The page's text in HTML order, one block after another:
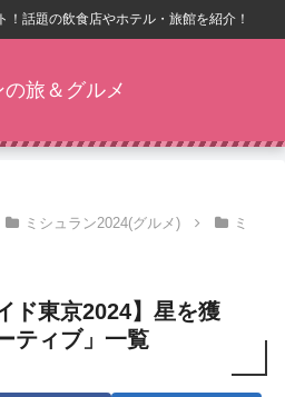
話題の飲食店やホテル・旅館を紹介！
の旅＆グルメ
ミシュラン2024(グルメ)
ミ
ド東京2024】星を獲
ティブ」一覧